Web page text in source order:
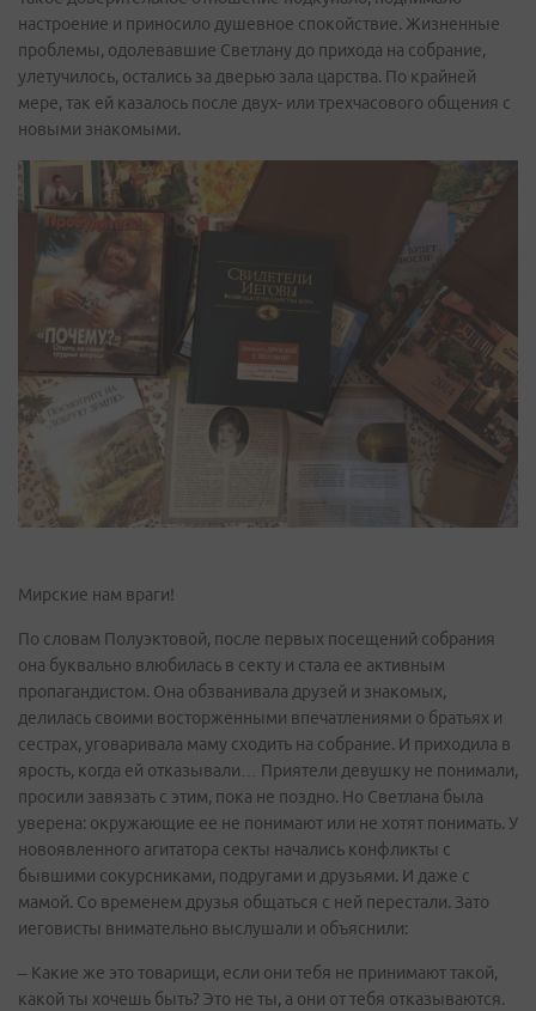
настроение и приносило душевное спокойствие. Жизненные
проблемы, одолевавшие Светлану до прихода на собрание,
улетучилось, остались за дверью зала царства. По крайней
мере, так ей казалось после двух- или трехчасового общения с
новыми знакомыми.
Мирские нам враги!
По словам Полуэктовой, после первых посещений собрания
она буквально влюбилась в секту и стала ее активным
пропагандистом. Она обзванивала друзей и знакомых,
делилась своими восторженными впечатлениями о братьях и
сестрах, уговаривала маму сходить на собрание. И приходила в
ярость, когда ей отказывали… Приятели девушку не понимали,
просили завязать с этим, пока не поздно. Но Светлана была
уверена: окружающие ее не понимают или не хотят понимать. У
новоявленного агитатора секты начались конфликты с
бывшими сокурсниками, подругами и друзьями. И даже с
мамой. Со временем друзья общаться с ней перестали. Зато
иеговисты внимательно выслушали и объяснили:
– Какие же это товарищи, если они тебя не принимают такой,
какой ты хочешь быть? Это не ты, а они от тебя отказываются.